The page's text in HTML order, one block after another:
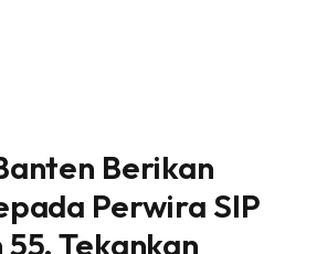
Berikan
Perwira SIP
Tekankan